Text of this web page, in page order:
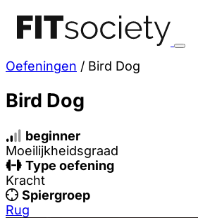
Oefeningen / Bird Dog
Bird Dog
beginner
Moeilijkheidsgraad
Type oefening
Kracht
Spiergroep
Rug